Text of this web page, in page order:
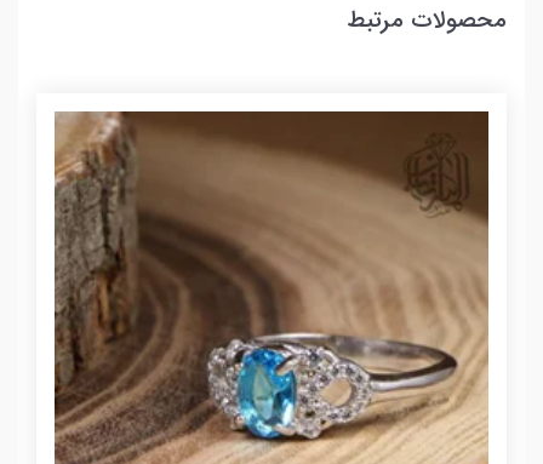
محصولات مرتبط